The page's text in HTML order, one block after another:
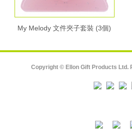
My Melody 文件夾子套裝 (3個)
Copyright © Ellon Gift Products Ltd.